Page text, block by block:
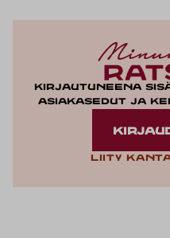
Kirjautuneena
asiakasedut ja
Liity